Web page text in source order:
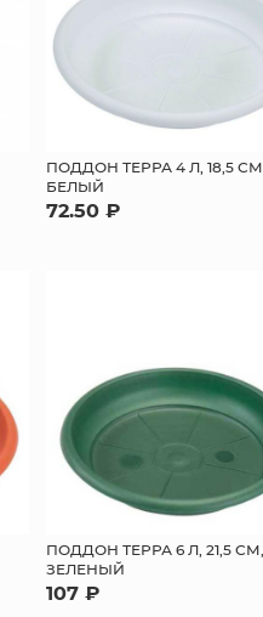
ПОДДОН ТЕРРА 4 Л, 18,5 СМ,
БЕЛЫЙ
72.50 ₽
ПОДДОН ТЕРРА 6 Л, 21,5 СМ,
ЗЕЛЕНЫЙ
107 ₽